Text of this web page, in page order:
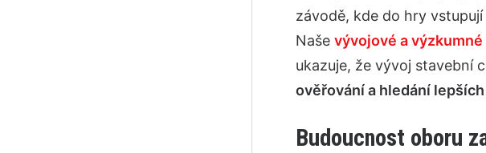
závodě, kde do hry
Naše vývojové a
ukazuje, že vývoj stavební
ověřování a hledání
Budoucnost oboru